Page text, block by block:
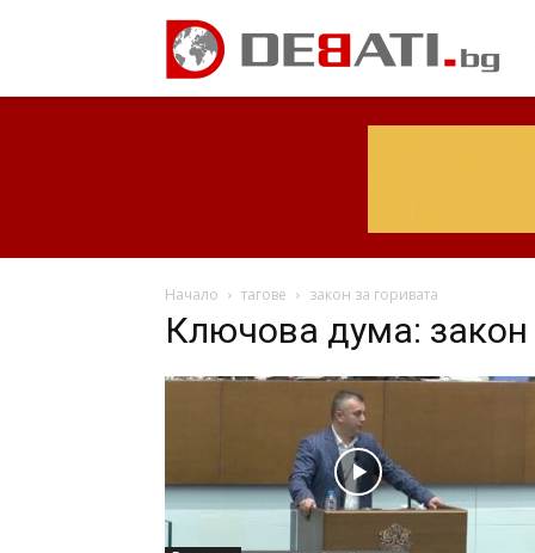
Начало тагове закон за горивата
Ключова дума: закон